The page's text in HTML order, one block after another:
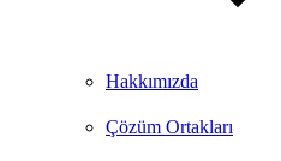
Hakkımızda
Çözüm Ortakları